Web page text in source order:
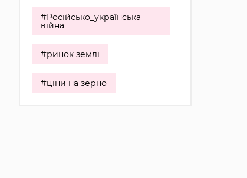
#Російсько_українська
війна
#ринок землі
#ціни на зерно